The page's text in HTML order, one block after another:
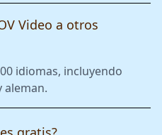
Video a otros
idiomas, incluyendo
aleman.